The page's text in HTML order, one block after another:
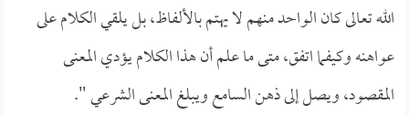
الله تعالى كان الواحد منهم لا يهتم بالألفاظ، بل يلقي الكلام على
عواهنه وكيفما اتفق، متى ما علم أن هذا الكلام يؤدي المعنى
المقصود، ويصل إلى ذهن السامع ويبلغ المعنى الشرعي ".